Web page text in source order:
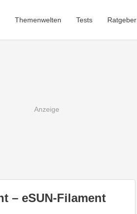
Themenwelten Tests Ratgeber
– eSUN-Filament